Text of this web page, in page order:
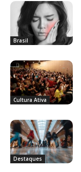
Brasil
Cultura Ativa
Destaques